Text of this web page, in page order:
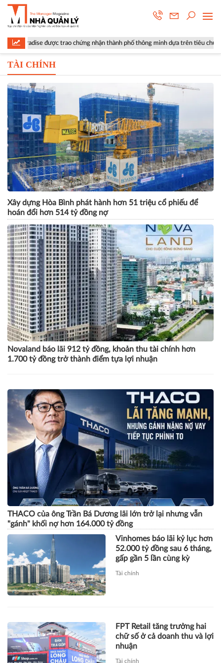
trao chứng nhận thành phố thông minh dựa trên tiêu chuẩn ISO 37122
TÀI CHÍNH
Xây dựng Hòa Bình phát hành hơn 51 triệu cổ phiếu để
hoán đổi hơn 514 tỷ đồng nợ
Novaland báo lãi 912 tỷ đồng, khoản thu tài chính hơn
1.700 tỷ đồng trở thành điểm tựa lợi nhuận
THACO của ông Trần Bá Dương lãi lớn trở lại nhưng vẫn
"gánh" khối nợ hơn 164.000 tỷ đồng
Vinhomes báo lãi kỷ lục hơn
52.000 tỷ đồng sau 6 tháng,
gấp gần 5 lần cùng kỳ
Tài chính
FPT Retail tăng trưởng hai
chữ số ở cả doanh thu và lợi
nhuận
Tài chính